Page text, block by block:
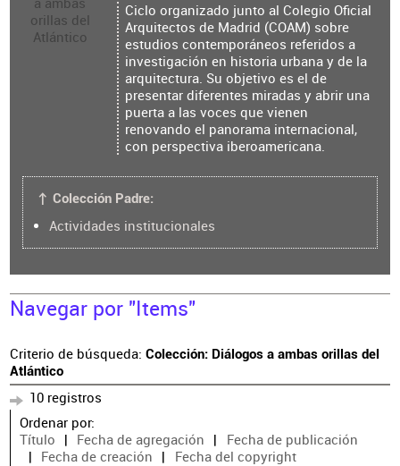
Ciclo organizado junto al Colegio Oficial
Arquitectos de Madrid (COAM) sobre
estudios contemporáneos referidos a
investigación en historia urbana y de la
arquitectura. Su objetivo es el de
presentar diferentes miradas y abrir una
puerta a las voces que vienen
renovando el panorama internacional,
con perspectiva iberoamericana.
↑ Colección Padre:
Actividades institucionales
Navegar por "Items"
Criterio de búsqueda: Colección: Diálogos a ambas orillas del
Atlántico
10 registros
Ordenar por:
Título
Fecha de agregación
Fecha de publicación
Fecha de creación
Fecha del copyright